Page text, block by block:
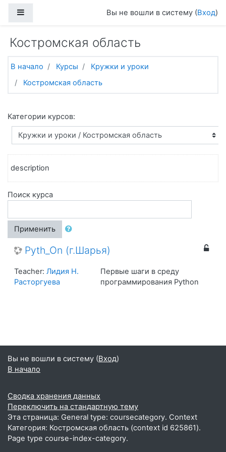
Вы не вошли в систему (Вход)
Костромская область
В начало Курсы
Кружки и уроки
Костромская область
Категории курсов:
description
Поиск курса
Применить
Pyth_On (г.Шарья)
Первые шаги в среду
программирования Python
Teacher: Лидия Н.
Расторгуева
Вы не вошли в систему (Вход)
В начало
Сводка хранения данных
Переключить на стандартную тему
Эта страница: General type: coursecategory. Context
Категория: Костромская область (context id 625861).
Page type course-index-category.